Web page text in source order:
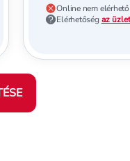
Online nem elérhető
Elérhetőség az